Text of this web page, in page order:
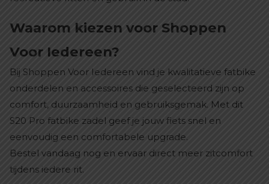
Waarom kiezen voor Shoppen
Voor Iedereen?
Bij Shoppen Voor Iedereen vind je kwalitatieve fatbike
onderdelen en accessoires die geselecteerd zijn op
comfort, duurzaamheid en gebruiksgemak. Met dit
S20 Pro fatbike zadel geef je jouw fiets snel en
eenvoudig een comfortabele upgrade.
Bestel vandaag nog en ervaar direct meer zitcomfort
tijdens iedere rit.